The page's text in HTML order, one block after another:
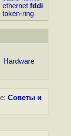
ethernet fddi
token-ring
Hardware
Советы и